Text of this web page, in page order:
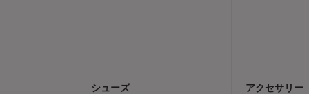
シューズ アクセサリー